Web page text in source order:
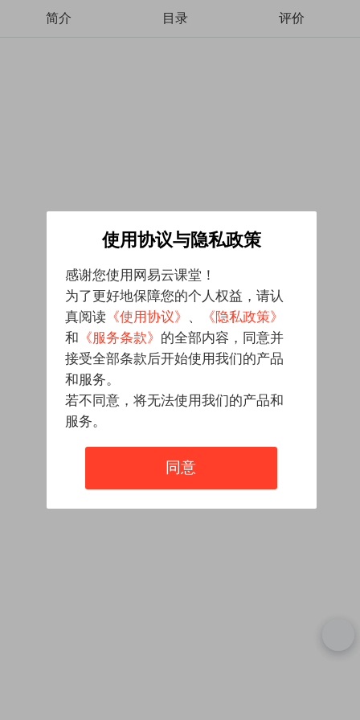
简介 目录 评价
使用协议与隐私政策
感谢您使用网易云课堂！
为了更好地保障您的个人权益，请认
真阅读 《使用协议》 、
《隐私政策》
和 《服务条款》 的全部内容，同意并
接受全部条款后开始使用我们的产品
和服务。
若不同意，将无法使用我们的产品和
服务。
同意